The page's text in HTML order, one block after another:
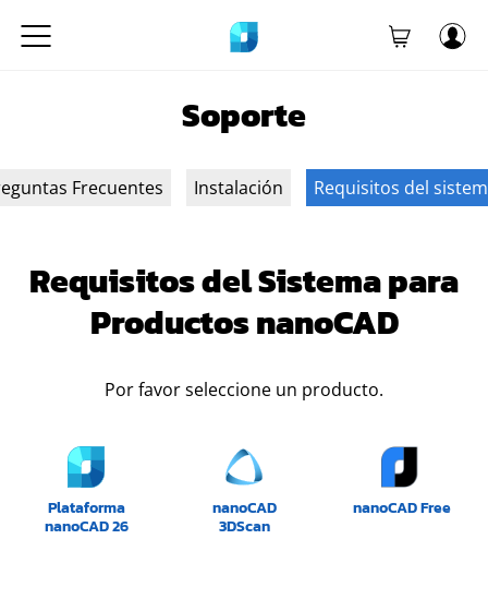
Soporte
Frecuentes Instalación Requisitos del
Requisitos del Sistema para
Productos nanoCAD
Por favor seleccione un producto.
Plataforma
nanoCAD 26
nanoCAD
3DScan
nanoCAD Free